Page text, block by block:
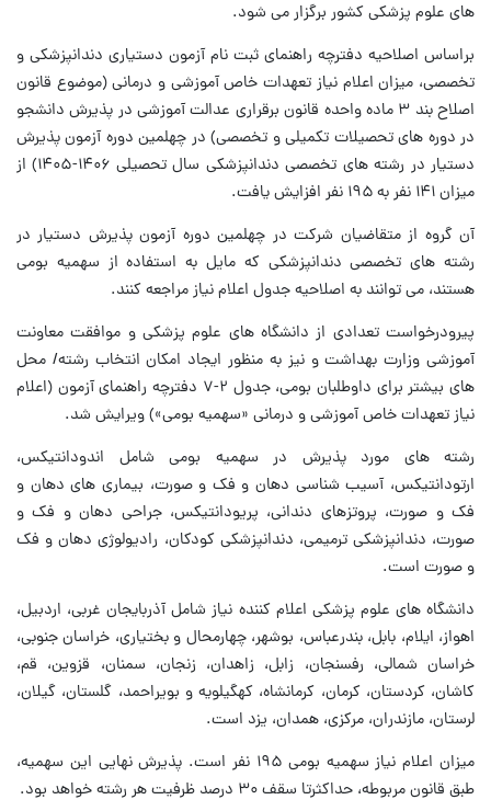
های علوم پزشکی کشور برگزار می شود.
براساس اصلاحیه دفترچه راهنمای ثبت نام آزمون دستیاری دندانپزشکی و
تخصصی، میزان اعلام نیاز تعهدات خاص آموزشی و درمانی (موضوع قانون
اصلاح بند ۳ ماده واحده قانون برقراری عدالت آموزشی در پذیرش دانشجو
در دوره های تحصیلات تکمیلی و تخصصی) در چهلمین دوره آزمون پذیرش
دستیار در رشته های تخصصی دندانپزشکی سال تحصیلی ۱۴۰۶-۱۴۰۵) از
میزان ۱۴۱ نفر به ۱۹۵ نفر افزایش یافت.
آن گروه از متقاضیان شرکت در چهلمین دوره آزمون پذیرش دستیار در
رشته های تخصصی دندانپزشکی که مایل به استفاده از سهمیه بومی
هستند، می توانند به اصلاحیه جدول اعلام نیاز مراجعه کنند.
پیرودرخواست تعدادی از دانشگاه های علوم پزشکی و موافقت معاونت
آموزشی وزارت بهداشت و نیز به منظور ایجاد امکان انتخاب رشته/ محل
های بیشتر برای داوطلبان بومی، جدول ۲-۷ دفترچه راهنمای آزمون (اعلام
نیاز تعهدات خاص آموزشی و درمانی «سهمیه بومی») ویرایش شد.
رشته های مورد پذیرش در سهمیه بومی شامل اندودانتیکس،
ارتودانتیکس، آسیب شناسی دهان و فک و صورت، بیماری های دهان و
فک و صورت، پروتزهای دندانی، پریودانتیکس، جراحی دهان و فک و
صورت، دندانپزشکی ترمیمی، دندانپزشکی کودکان، رادیولوژی دهان و فک
و صورت است.
دانشگاه های علوم پزشکی اعلام کننده نیاز شامل آذربایجان غربی، اردبیل،
اهواز، ایلام، بابل، بندرعباس، بوشهر، چهارمحال و بختیاری، خراسان جنوبی،
خراسان شمالی، رفسنجان، زابل، زاهدان، زنجان، سمنان، قزوین، قم،
کاشان، کردستان، کرمان، کرمانشاه، کهگیلویه و بویراحمد، گلستان، گیلان،
لرستان، مازندران، مرکزی، همدان، یزد است.
میزان اعلام نیاز سهمیه بومی ۱۹۵ نفر است. پذیرش نهایی این سهمیه،
طبق قانون مربوطه، حداکثرتا سقف ۳۰ درصد ظرفیت هر رشته خواهد بود.